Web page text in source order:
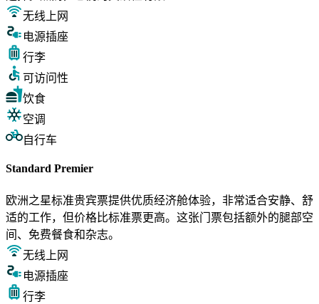
无线上网
电源插座
行李
可访问性
饮食
空调
自行车
Standard Premier
欧洲之星标准贵宾票提供优质经济舱体验，非常适合安静、舒
适的工作，但价格比标准票更高。这张门票包括额外的腿部空
间、免费餐食和杂志。
无线上网
电源插座
行李